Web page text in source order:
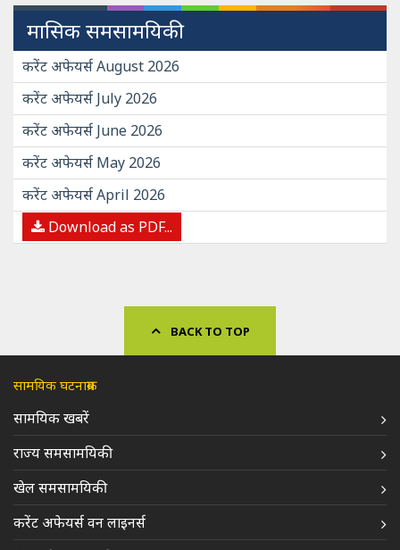
मासिक समसामयिकी
करेंट अफेयर्स August 2026
करेंट अफेयर्स July 2026
करेंट अफेयर्स June 2026
करेंट अफेयर्स May 2026
करेंट अफेयर्स April 2026
Download as PDF...
BACK TO TOP
सामयिक घटनाक्रम
सामयिक खबरें
राज्य समसामयिकी
खेल समसामयिकी
करेंट अफेयर्स वन लाइनर्स